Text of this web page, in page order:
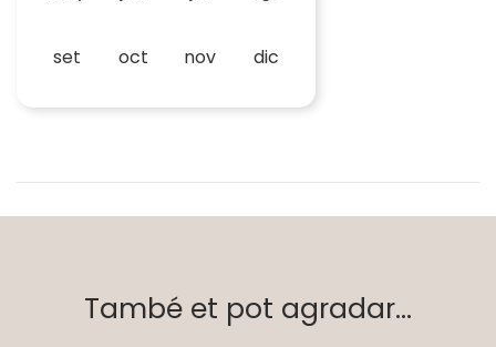
set oct nov dic
També et pot agradar...